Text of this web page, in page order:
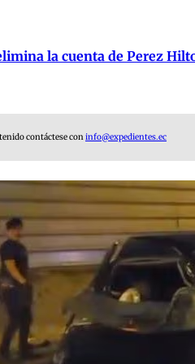
la cuenta de Perez
contáctese coninfo@expedientes.ec